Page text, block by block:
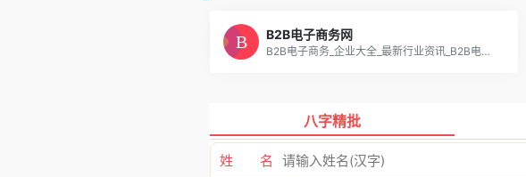
B2B电子商务网
B2B电子商务_企业大全_最新行业资讯_B2B电子商务网
八字精批
姓 名